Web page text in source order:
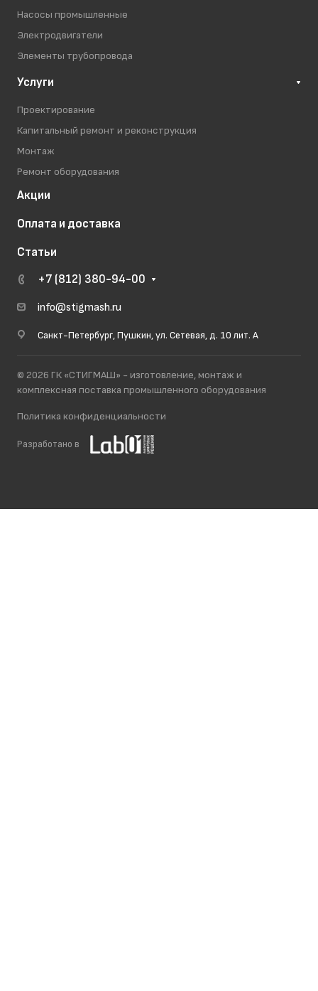
Насосы промышленные
Электродвигатели
Элементы трубопровода
Услуги
Проектирование
Капитальный ремонт и реконструкция
Монтаж
Ремонт оборудования
Акции
Оплата и доставка
Статьи
+7 (812) 380-94-00
info@stigmash.ru
Санкт-Петербург, Пушкин, ул. Сетевая, д. 10 лит. А
© 2026 ГК «СТИГМАШ» - изготовление, монтаж и
комплексная поставка промышленного оборудования
Политика конфиденциальности
Разработано в